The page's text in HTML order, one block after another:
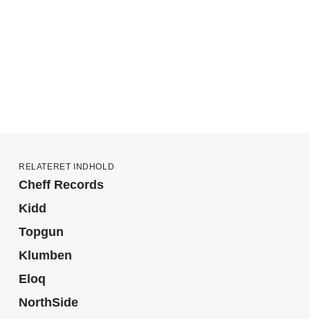
RELATERET INDHOLD
Cheff Records
Kidd
Topgun
Klumben
Eloq
NorthSide